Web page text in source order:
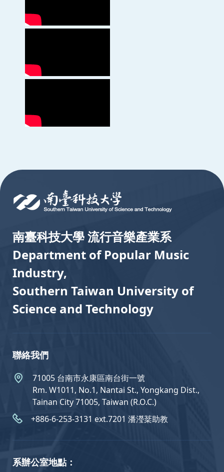
南臺科技大學 流行音樂產業系
Department of Popular Music
Industry,
Southern Taiwan University of
Science and Technology
聯絡我們
71005 台南市永康區南台街一號
Rm. W1011, No.1, Nantai St., Yongkang Dist.,
Tainan City 71005, Taiwan (R.O.C.)
+886-6-253-3131 ext.7201 潘瀅棻助教
系辦公室地點：